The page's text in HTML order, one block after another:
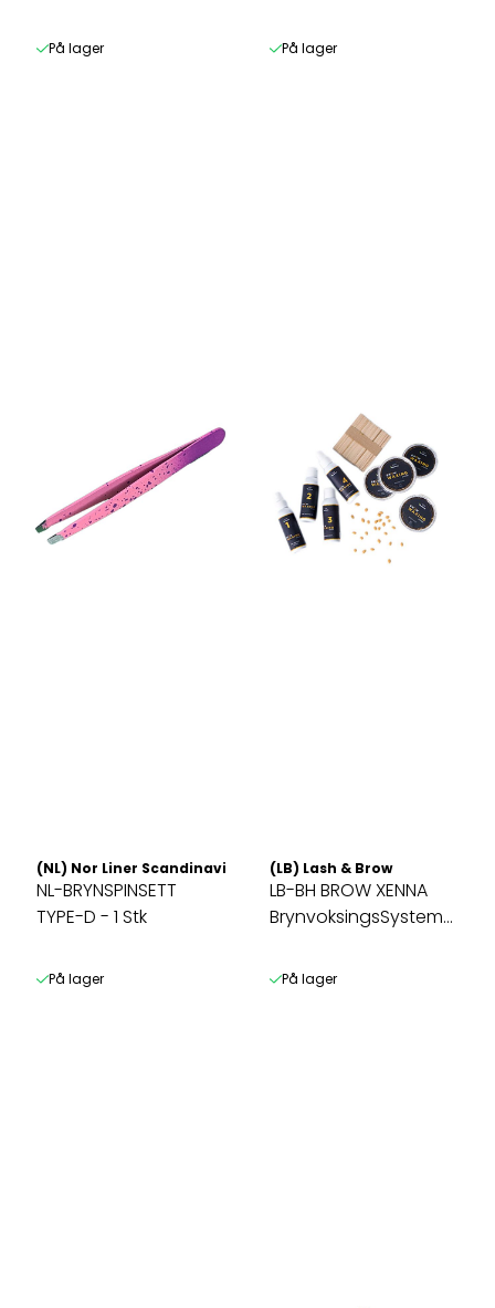
På lager På lager
(NL) Nor Liner Scandinavia AS
NL-BRYNSPINSETT
TYPE-D - 1 Stk
På lager
(LB) Lash & Brow
LB-BH BROW XENNA
BrynvoksingsSystem
På lager